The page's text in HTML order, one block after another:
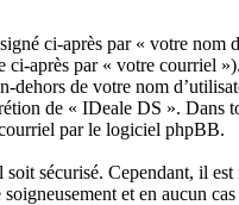
ci-après par « votre
ci-après par « votre
de votre nom
de « IDeale DS ».
par le logiciel phpBB.
sécurisé. Cependant, il
et en aucun